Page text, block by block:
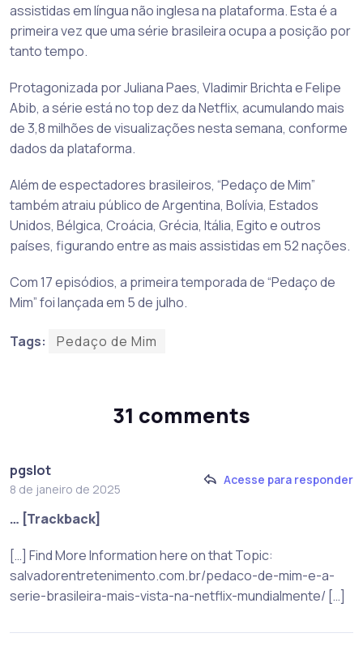
assistidas em língua não inglesa na plataforma. Esta é a
primeira vez que uma série brasileira ocupa a posição por
tanto tempo.
Protagonizada por Juliana Paes, Vladimir Brichta e Felipe
Abib, a série está no top dez da Netflix, acumulando mais
de 3,8 milhões de visualizações nesta semana, conforme
dados da plataforma.
Além de espectadores brasileiros, “Pedaço de Mim”
também atraiu público de Argentina, Bolívia, Estados
Unidos, Bélgica, Croácia, Grécia, Itália, Egito e outros
países, figurando entre as mais assistidas em 52 nações.
Com 17 episódios, a primeira temporada de “Pedaço de
Mim” foi lançada em 5 de julho.
Tags: Pedaço de Mim
31 comments
pgslot
8 de janeiro de 2025
Acesse para responder
… [Trackback]
[…] Find More Information here on that Topic:
salvadorentretenimento.com.br/pedaco-de-mim-e-a-
serie-brasileira-mais-vista-na-netflix-mundialmente/ […]